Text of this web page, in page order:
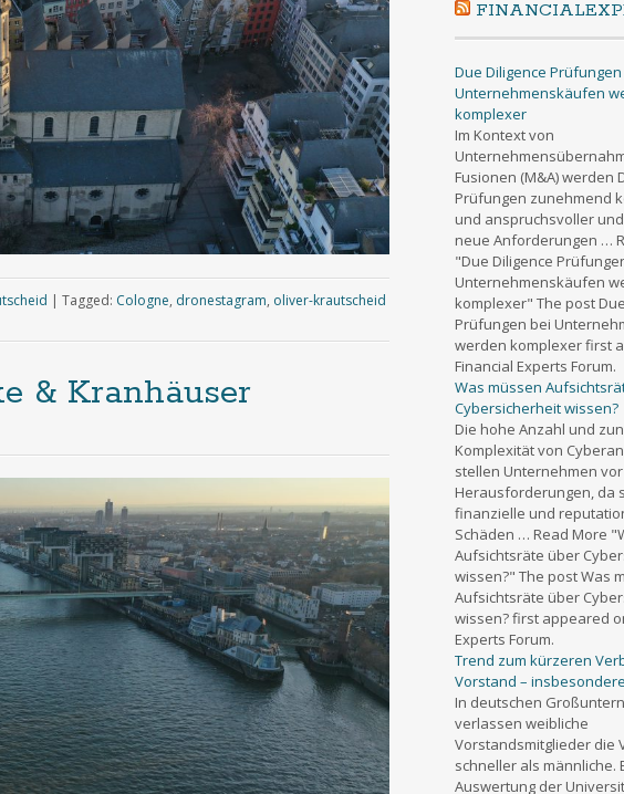
| Tagged: Cologne, dronestagram, oliver-krautscheid
& Kranhäuser
Due Diligence
Unternehmenskäufen
komplexer
Im Kontext von
Fusionen (M&A) werden
Prüfungen zunehmend
und anspruchsvoller
neue Anforderungen …
"Due Diligence
Unternehmenskäufen
komplexer" The post
Prüfungen bei
werden komplexer first
Financial Experts Forum.
Was müssen
Cybersicherheit wissen?
Die hohe Anzahl und
Komplexität von
stellen Unternehmen
Herausforderungen, da
finanzielle und
Schäden … Read More
Aufsichtsräte über
wissen?" The post Was
Aufsichtsräte über
wissen? first appeared
Experts Forum.
Trend zum kürzeren
Vorstand –
In deutschen
verlassen weibliche
Vorstandsmitglieder die
schneller als männliche.
Auswertung der